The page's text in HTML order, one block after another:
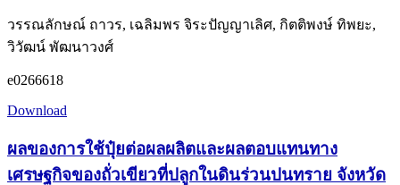
วรรณลักษณ์ ถาวร, เฉลิมพร จิระปัญญาเลิศ, กิตติพงษ์ ทิพยะ,
วิวัฒน์ พัฒนาวงศ์
e0266618
Download
ผลของการใช้ปุ๋ยต่อผลผลิตและผลตอบแทนทาง
เศรษฐกิจของถั่วเขียวที่ปลูกในดินร่วนปนทราย จังหวัด